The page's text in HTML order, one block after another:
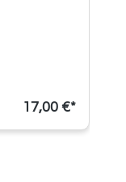
17,00 €*